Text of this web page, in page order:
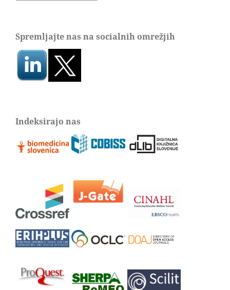
Spremljajte nas na socialnih omrežjih
Indeksirajo nas